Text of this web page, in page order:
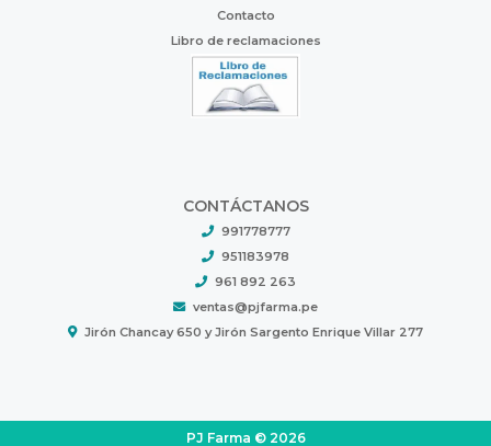
Contacto
Libro de reclamaciones
CONTÁCTANOS
991778777
951183978
961 892 263
ventas@pjfarma.pe
Jirón Chancay 650 y Jirón Sargento Enrique Villar 277
PJ Farma © 2026